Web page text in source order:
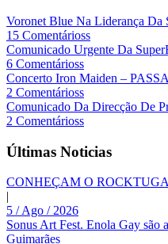
Voronet Blue Na Liderança Da
15 Comentárioss
Comunicado Urgente Da
6 Comentárioss
Concerto Iron Maiden –
2 Comentárioss
Comunicado Da Direcção De
2 Comentárioss
Últimas Noticias
CONHEÇAM O
|
5 / Ago / 2026
Sonus Art Fest. Enola Gay são
Guimarães